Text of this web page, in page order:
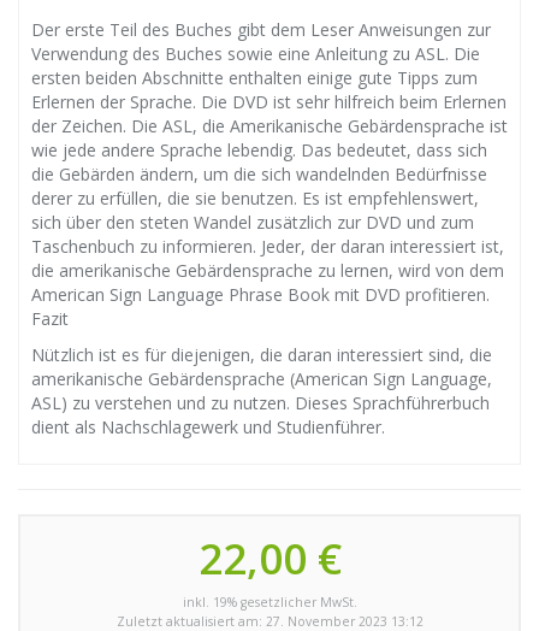
Der erste Teil des Buches gibt dem Leser Anweisungen zur
Verwendung des Buches sowie eine Anleitung zu ASL. Die
ersten beiden Abschnitte enthalten einige gute Tipps zum
Erlernen der Sprache. Die DVD ist sehr hilfreich beim Erlernen
der Zeichen. Die ASL, die Amerikanische Gebärdensprache ist
wie jede andere Sprache lebendig. Das bedeutet, dass sich
die Gebärden ändern, um die sich wandelnden Bedürfnisse
derer zu erfüllen, die sie benutzen. Es ist empfehlenswert,
sich über den steten Wandel zusätzlich zur DVD und zum
Taschenbuch zu informieren. Jeder, der daran interessiert ist,
die amerikanische Gebärdensprache zu lernen, wird von dem
American Sign Language Phrase Book mit DVD profitieren.
Fazit
Nützlich ist es für diejenigen, die daran interessiert sind, die
amerikanische Gebärdensprache (American Sign Language,
ASL) zu verstehen und zu nutzen. Dieses Sprachführerbuch
dient als Nachschlagewerk und Studienführer.
22,00 €
inkl. 19% gesetzlicher MwSt.
Zuletzt aktualisiert am: 27. November 2023 13:12